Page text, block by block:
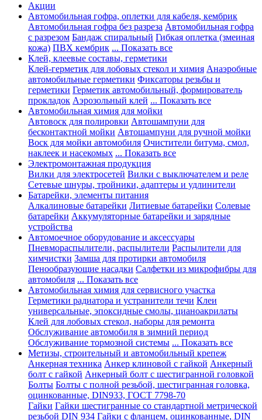
Акции
Автомобильная гофра, оплетки для кабеля, кембрик
Автомобильная гофра без разреза Автомобильная гофра
с разрезом Бандаж спиральный Гибкая оплетка (змеиная
кожа) ПВХ кембрик ... Показать все
Клей, клеевые составы, герметики
Клей-герметик для лобовых стекол и химия Анаэробные
автомобильные герметики Фиксаторы резьбы и
герметики Герметик автомобильный, формирователь
прокладок Аэрозольный клей ... Показать все
Автомобильная химия для мойки
Автовоск для полировки Автошампуни для
бесконтактной мойки Автошампуни для ручной мойки
Воск для мойки автомобиля Очистители битума, смол,
наклеек и насекомых ... Показать все
Электромонтажная продукция
Вилки для электросетей Вилки с выключателем и реле
Сетевые шнуры, тройники, адаптеры и удлинители
Батарейки, элементы питания
Алкалиновые батарейки Литиевые батарейки Солевые
батарейки Аккумуляторные батарейки и зарядные
устройства
Автомоечное оборудование и аксессуары
Пневмораспылители, распылители Распылители для
химчистки Замша для протирки автомобиля
Пенообразующие насадки Салфетки из микрофибры для
автомобиля ... Показать все
Автомобильная химия для сервисного участка
Герметики радиатора и устранители течи Клеи
универсальные, эпоксидные смолы, цианоакрилаты
Клей для лобовых стекол, наборы для ремонта
Обслуживание автомобиля в зимний период
Обслуживание тормозной системы ... Показать все
Метизы, строительный и автомобильный крепеж
Анкерная техника Анкер клиновой с гайкой Анкерный
болт с гайкой Анкерный болт с шестигранной головкой
Болты Болты с полной резьбой, шестигранная головка,
оцинкованные, DIN933, ГОСТ 7798-70
Гайки Гайки шестигранные со стандартной метрической
резьбой DIN 934 Гайки с фланцем, оцинкованные, DIN